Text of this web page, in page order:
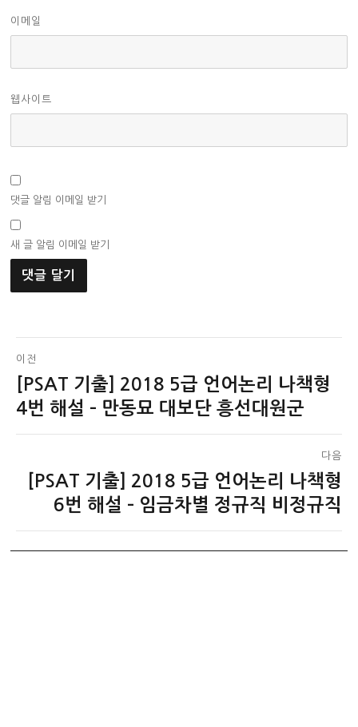
이메일
웹사이트
댓글 알림 이메일 받기
새 글 알림 이메일 받기
글
탐
색
이전
이
전
[PSAT 기출] 2018 5급 언어논리 나책형
4번 해설 – 만동묘 대보단 흥선대원군
다음
[PSAT 기출] 2018 5급 언어논리 나책형
6번 해설 – 임금차별 정규직 비정규직